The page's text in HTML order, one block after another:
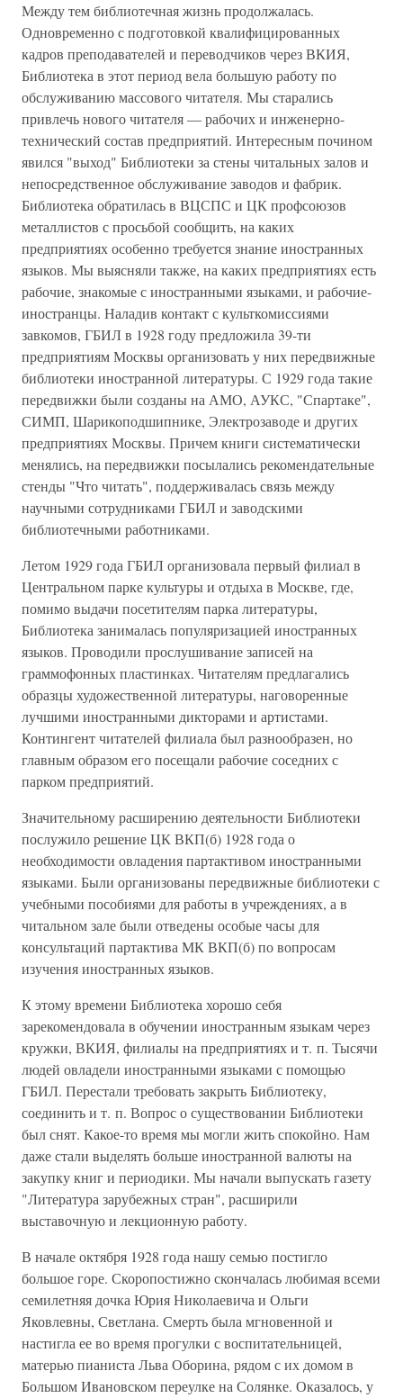
Между тем библиотечная жизнь продолжалась.
Одновременно с подготовкой квалифицированных
кадров преподавателей и переводчиков через ВКИЯ,
Библиотека в этот период вела большую работу по
обслуживанию массового читателя. Мы старались
привлечь нового читателя — рабочих и инженерно-
технический состав предприятий. Интересным почином
явился "выход" Библиотеки за стены читальных залов и
непосредственное обслуживание заводов и фабрик.
Библиотека обратилась в ВЦСПС и ЦК профсоюзов
металлистов с просьбой сообщить, на каких
предприятиях особенно требуется знание иностранных
языков. Мы выясняли также, на каких предприятиях есть
рабочие, знакомые с иностранными языками, и рабочие-
иностранцы. Наладив контакт с культкомиссиями
завкомов, ГБИЛ в 1928 году предложила 39-ти
предприятиям Москвы организовать у них передвижные
библиотеки иностранной литературы. С 1929 года такие
передвижки были созданы на АМО, АУКС, "Спартаке",
СИМП, Шарикоподшипнике, Электрозаводе и других
предприятиях Москвы. Причем книги систематически
менялись, на передвижки посылались рекомендательные
стенды "Что читать", поддерживалась связь между
научными сотрудниками ГБИЛ и заводскими
библиотечными работниками.
Летом 1929 года ГБИЛ организовала первый филиал в
Центральном парке культуры и отдыха в Москве, где,
помимо выдачи посетителям парка литературы,
Библиотека занималась популяризацией иностранных
языков. Проводили прослушивание записей на
граммофонных пластинках. Читателям предлагались
образцы художественной литературы, наговоренные
лучшими иностранными дикторами и артистами.
Контингент читателей филиала был разнообразен, но
главным образом его посещали рабочие соседних с
парком предприятий.
Значительному расширению деятельности Библиотеки
послужило решение ЦК ВКП(б) 1928 года о
необходимости овладения партактивом иностранными
языками. Были организованы передвижные библиотеки с
учебными пособиями для работы в учреждениях, а в
читальном зале были отведены особые часы для
консультаций партактива МК ВКП(б) по вопросам
изучения иностранных языков.
К этому времени Библиотека хорошо себя
зарекомендовала в обучении иностранным языкам через
кружки, ВКИЯ, филиалы на предприятиях и т. п. Тысячи
людей овладели иностранными языками с помощью
ГБИЛ. Перестали требовать закрыть Библиотеку,
соединить и т. п. Вопрос о существовании Библиотеки
был снят. Какое-то время мы могли жить спокойно. Нам
даже стали выделять больше иностранной валюты на
закупку книг и периодики. Мы начали выпускать газету
"Литература зарубежных стран", расширили
выставочную и лекционную работу.
В начале октября 1928 года нашу семью постигло
большое горе. Скоропостижно скончалась любимая всеми
семилетняя дочка Юрия Николаевича и Ольги
Яковлевны, Светлана. Смерть была мгновенной и
настигла ее во время прогулки с воспитательницей,
матерью пианиста Льва Оборина, рядом с их домом в
Большом Ивановском переулке на Солянке. Оказалось, у